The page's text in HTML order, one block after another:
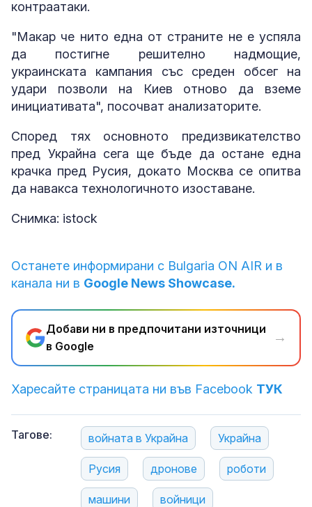
контраатаки.
"Макар че нито една от страните не е успяла
да постигне решително надмощие,
украинската кампания със среден обсег на
удари позволи на Киев отново да вземе
инициативата", посочват анализаторите.
Според тях основното предизвикателство
пред Украйна сега ще бъде да остане една
крачка пред Русия, докато Москва се опитва
да навакса технологичното изоставане.
Снимка: istock
Останете информирани с Bulgaria ON AIR и в
канала ни в Google News Showcase.
Добави ни в предпочитани източници
в Google
→
Харесайте страницата ни във Facebook ТУК
Тагове: войната в Украйна Украйна
Русия дронове роботи
машини войници